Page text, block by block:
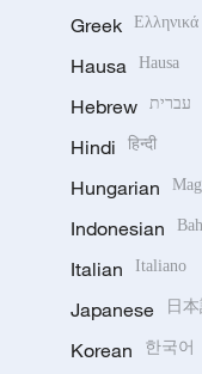
Greek Ελληνικά
Hausa Hausa
Hebrew עברית
Hindi हिन्दी
Hungarian
Indonesian
Italian Italiano
Japanese 日
Korean 한국어